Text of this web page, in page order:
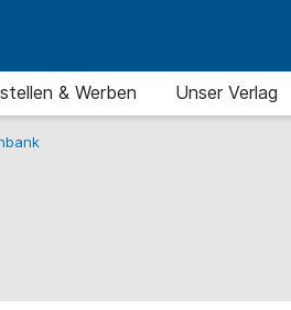
& Werben Unser Verlag